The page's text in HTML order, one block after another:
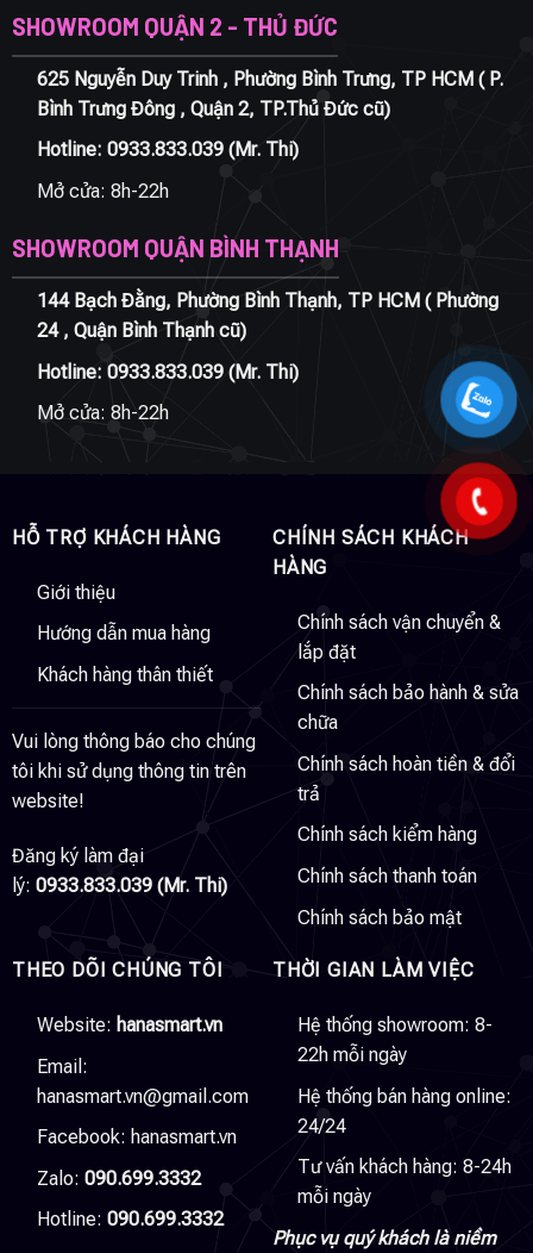
SHOWROOM QUẬN 2 - THỦ ĐỨC
625 Nguyễn Duy Trinh , Phường Bình Trưng, TP HCM ( P.
Bình Trưng Đông , Quận 2, TP.Thủ Đức cũ)
Hotline: 0933.833.039(Mr. Thi)
Mở cửa: 8h-22h
SHOWROOM QUẬN BÌNH THẠNH
144 Bạch Đằng, Phường Bình Thạnh, TP HCM ( Phường
24 , Quận Bình Thạnh cũ)
Hotline: 0933.833.039(Mr. Thi)
Mở cửa: 8h-22h
HỖ TRỢ KHÁCH HÀNG
Giới thiệu
Hướng dẫn mua hàng
Khách hàng thân thiết
Vui lòng thông báo cho chúng
tôi khi sử dụng thông tin trên
website!
Đăng ký làm đại
lý: 0933.833.039 (Mr. Thi)
CHÍNH SÁCH KHÁCH
HÀNG
Chính sách vận chuyển &
lắp đặt
Chính sách bảo hành & sửa
chữa
Chính sách hoàn tiền & đổi
trả
Chính sách kiểm hàng
Chính sách thanh toán
Chính sách bảo mật
THEO DÕI CHÚNG TÔI
Website: hanasmart.vn
Email:
hanasmart.vn@gmail.com
Facebook: hanasmart.vn
Zalo: 090.699.3332
Hotline: 090.699.3332
THỜI GIAN LÀM VIỆC
Hệ thống showroom: 8-
22h mỗi ngày
Hệ thống bán hàng online:
24/24
Tư vấn khách hàng: 8-24h
mỗi ngày
Phục vụ quý khách là niềm